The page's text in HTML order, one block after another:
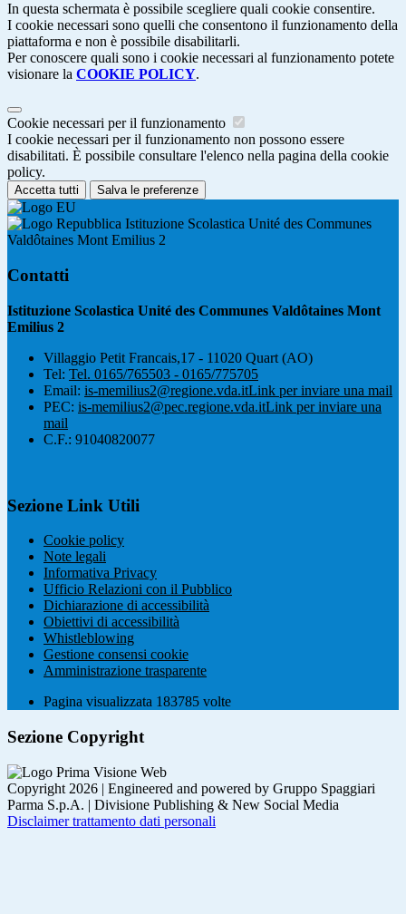
In questa schermata è possibile scegliere quali cookie consentire.
I cookie necessari sono quelli che consentono il funzionamento della
piattaforma e non è possibile disabilitarli.
Per conoscere quali sono i cookie necessari al funzionamento potete
visionare la COOKIE POLICY.
Cookie necessari per il funzionamento
I cookie necessari per il funzionamento non possono essere
disabilitati. È possibile consultare l'elenco nella pagina della cookie
policy.
Accetta tutti Salva le preferenze
Istituzione Scolastica Unité des Communes
Valdôtaines Mont Emilius 2
Contatti
Istituzione Scolastica Unité des Communes Valdôtaines Mont
Emilius 2
Villaggio Petit Francais,17 - 11020 Quart (AO)
Tel: Tel. 0165/765503 - 0165/775705
Email: is-memilius2@regione.vda.itLink per inviare una mail
PEC: is-memilius2@pec.regione.vda.itLink per inviare una
mail
C.F.: 91040820077
Sezione Link Utili
Cookie policy
Note legali
Informativa Privacy
Ufficio Relazioni con il Pubblico
Dichiarazione di accessibilità
Obiettivi di accessibilità
Whistleblowing
Gestione consensi cookie
Amministrazione trasparente
Pagina visualizzata 183785 volte
Sezione Copyright
Copyright 2026 | Engineered and powered by Gruppo Spaggiari
Parma S.p.A. | Divisione Publishing & New Social Media
Disclaimer trattamento dati personali